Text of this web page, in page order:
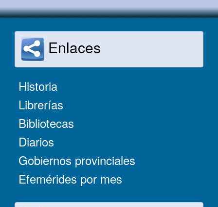
Enlaces
Historia
Librerías
Bibliotecas
Diarios
Gobiernos provinciales
Efemérides por mes